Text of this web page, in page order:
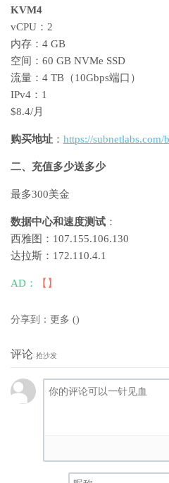
KVM4
vCPU：2
内存：4 GB
空间：60 GB NVMe SSD
流量：4 TB（10Gbps端口）
IPv4：1
$8.4/月
购买地址 ： https://
二、充值多少送多少
最多300美金
数据中心和速度测试 ：
西雅图：107.155.106.130
达拉斯：172.110.4.1
AD： 【】
分享到： 更多 ()
评论 抢沙发